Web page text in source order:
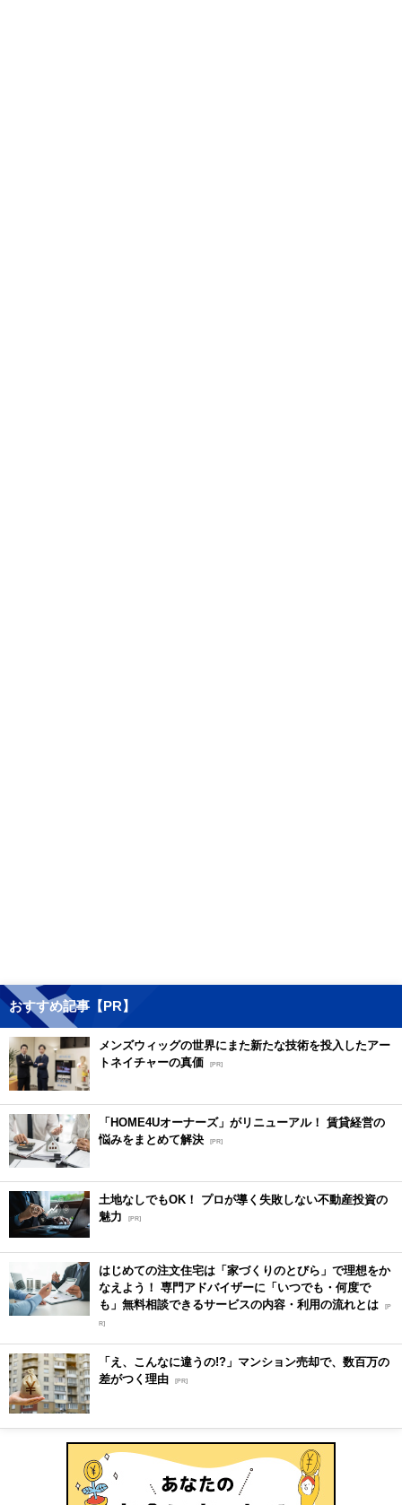
おすすめ記事【PR】
メンズウィッグの世界にまた新たな技術を投入したアー
トネイチャーの真価 [PR]
「HOME4Uオーナーズ」がリニューアル！ 賃貸経営の
悩みをまとめて解決 [PR]
土地なしでもOK！ プロが導く失敗しない不動産投資の
魅力
[PR]
はじめての注文住宅は「家づくりのとびら」で理想をか
なえよう！ 専門アドバイザーに「いつでも・何度で
も」無料相談できるサービスの内容・利用の流れとは [P
R]
「え、こんなに違うの!?」マンション売却で、数百万の
差がつく理由 [PR]